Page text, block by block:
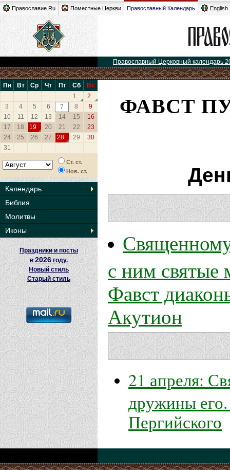
Православие.Ru Поместные Церкви Православный Календарь English
Православный Церковный календарь
Пн Вт Ср Чт Пт Сб
Вс
1
2
3
4 5 6 7 8
9
10
11 12 13 14 15
16
17
18 19 20 21 22
23
24
25 26 27 28 29
30
31
Ст. ст.
Нов. ст.
Календарь
Библия
Молитвы
Иконы
Праздники и посты
в2026 году.
Новый стиль
Старый стиль
ФАВСТ
с ним святые
Фавст
Акутион
21 апреля:
дружины
Пергийского